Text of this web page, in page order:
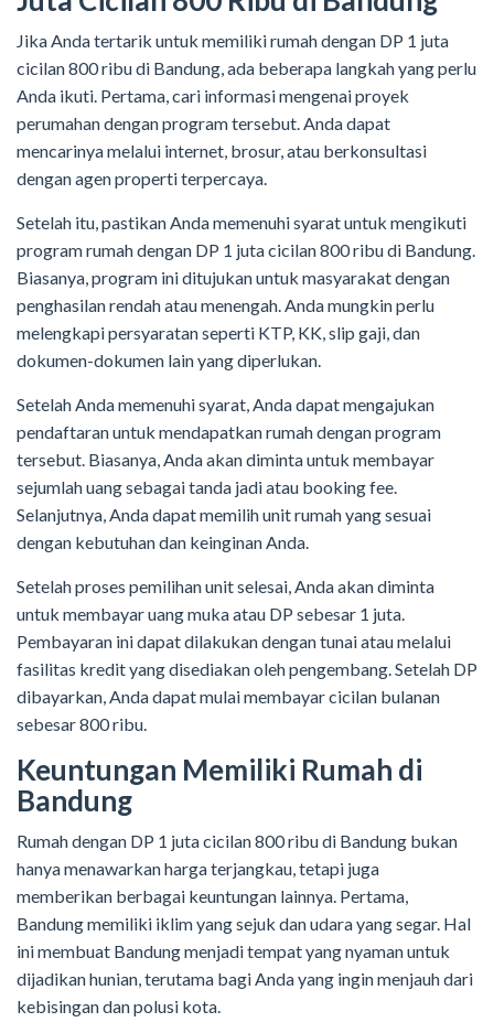
Jika Anda tertarik untuk memiliki rumah dengan DP 1 juta
cicilan 800 ribu di Bandung, ada beberapa langkah yang perlu
Anda ikuti. Pertama, cari informasi mengenai proyek
perumahan dengan program tersebut. Anda dapat
mencarinya melalui internet, brosur, atau berkonsultasi
dengan agen properti terpercaya.
Setelah itu, pastikan Anda memenuhi syarat untuk mengikuti
program rumah dengan DP 1 juta cicilan 800 ribu di Bandung.
Biasanya, program ini ditujukan untuk masyarakat dengan
penghasilan rendah atau menengah. Anda mungkin perlu
melengkapi persyaratan seperti KTP, KK, slip gaji, dan
dokumen-dokumen lain yang diperlukan.
Setelah Anda memenuhi syarat, Anda dapat mengajukan
pendaftaran untuk mendapatkan rumah dengan program
tersebut. Biasanya, Anda akan diminta untuk membayar
sejumlah uang sebagai tanda jadi atau booking fee.
Selanjutnya, Anda dapat memilih unit rumah yang sesuai
dengan kebutuhan dan keinginan Anda.
Setelah proses pemilihan unit selesai, Anda akan diminta
untuk membayar uang muka atau DP sebesar 1 juta.
Pembayaran ini dapat dilakukan dengan tunai atau melalui
fasilitas kredit yang disediakan oleh pengembang. Setelah DP
dibayarkan, Anda dapat mulai membayar cicilan bulanan
sebesar 800 ribu.
Keuntungan Memiliki Rumah di
Bandung
Rumah dengan DP 1 juta cicilan 800 ribu di Bandung bukan
hanya menawarkan harga terjangkau, tetapi juga
memberikan berbagai keuntungan lainnya. Pertama,
Bandung memiliki iklim yang sejuk dan udara yang segar. Hal
ini membuat Bandung menjadi tempat yang nyaman untuk
dijadikan hunian, terutama bagi Anda yang ingin menjauh dari
kebisingan dan polusi kota.